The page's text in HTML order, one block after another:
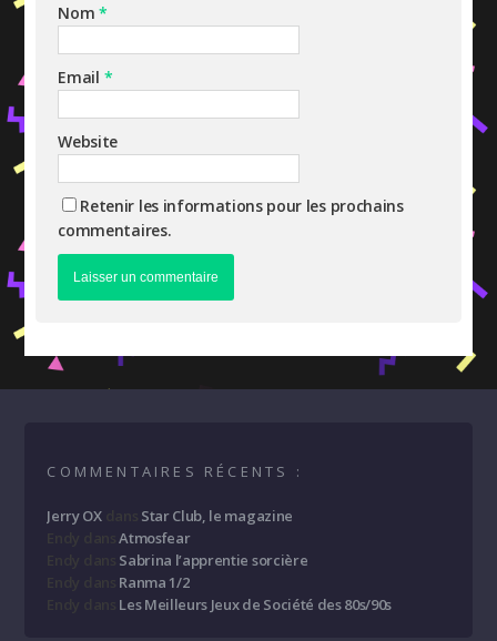
Nom*
Email *
Website
Retenir les informations pour les prochains
commentaires.
COMMENTAIRES RÉCENTS :
Jerry OXdans Star Club, le magazine
dansAtmosfear
Sabrina l’apprentie sorcière
Ranma 1/2
Les Meilleurs Jeux de Société des 80s/90s